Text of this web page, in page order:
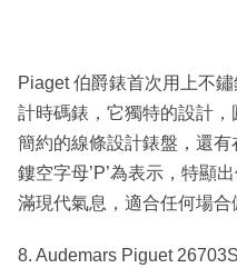
Piaget 伯爵錶首次用上不
計時碼錶，它獨特的設計
簡約的線條設計錶盤，還
鏤空字母’P’為表示，特顯
滿現代氣息，適合任何場合
8. Audemars Piguet